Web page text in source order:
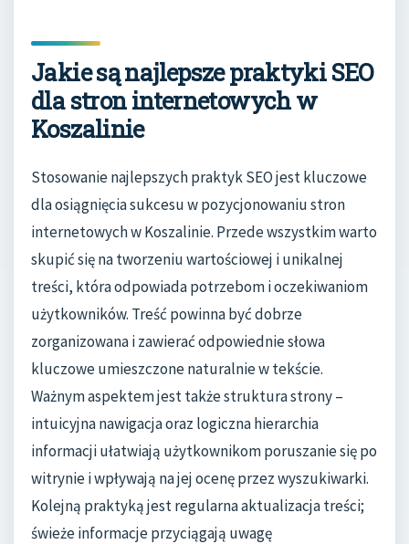
Jakie są najlepsze praktyki SEO
dla stron internetowych w
Koszalinie
Stosowanie najlepszych praktyk SEO jest kluczowe
dla osiągnięcia sukcesu w pozycjonowaniu stron
internetowych w Koszalinie. Przede wszystkim warto
skupić się na tworzeniu wartościowej i unikalnej
treści, która odpowiada potrzebom i oczekiwaniom
użytkowników. Treść powinna być dobrze
zorganizowana i zawierać odpowiednie słowa
kluczowe umieszczone naturalnie w tekście.
Ważnym aspektem jest także struktura strony –
intuicyjna nawigacja oraz logiczna hierarchia
informacji ułatwiają użytkownikom poruszanie się po
witrynie i wpływają na jej ocenę przez wyszukiwarki.
Kolejną praktyką jest regularna aktualizacja treści;
świeże informacje przyciągają uwagę